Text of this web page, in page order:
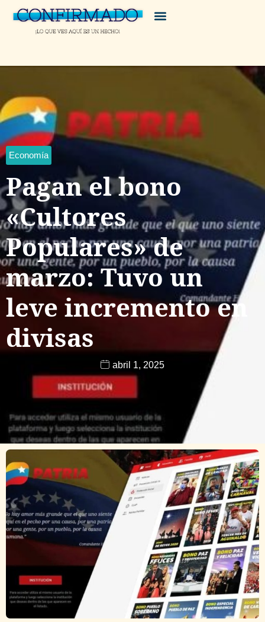
Economía
Pagan el bono
«Cultores
Populares» de
marzo: Tuvo un
leve incremento en
divisas
abril 1, 2025